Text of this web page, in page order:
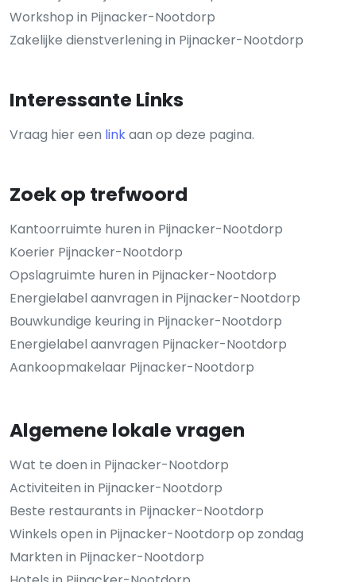
Workshop in Pijnacker-Nootdorp
Zakelijke dienstverlening in Pijnacker-Nootdorp
Interessante Links
Vraag hier een linkaan op deze pagina.
Zoek op trefwoord
Kantoorruimte huren in Pijnacker-Nootdorp
Koerier Pijnacker-Nootdorp
Opslagruimte huren in Pijnacker-Nootdorp
Energielabel aanvragen in Pijnacker-Nootdorp
Bouwkundige keuring in Pijnacker-Nootdorp
Energielabel aanvragen Pijnacker-Nootdorp
Aankoopmakelaar Pijnacker-Nootdorp
Algemene lokale vragen
Wat te doen in Pijnacker-Nootdorp
Activiteiten in Pijnacker-Nootdorp
Beste restaurants in Pijnacker-Nootdorp
Winkels open in Pijnacker-Nootdorp op zondag
Markten in Pijnacker-Nootdorp